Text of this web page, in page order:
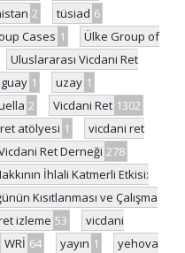
2 tüsiad 6
Cases 1
Ülke Group of
Uluslararası Vicdani Ret
1 uzay 1
2 Vicdani Ret 1302
atölyesi 1
vicdani ret
Ret Derneği 278
İhlali Katmerli Etkisi:
Kısıtlanması ve Çalışma
izleme 53
vicdani
WRİ 64 yayın 1
yehova